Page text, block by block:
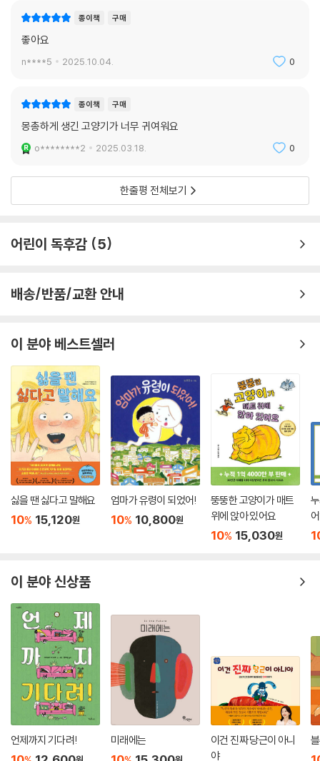
종이책 구매
좋아요
n****5 2025.10.04. 0
종이책 구매
몽총하게 생긴 고양기가 너무 귀여워요
o********2 2025.03.18. 0
한줄평 전체보기
어린이 독후감 5
배송/반품/교환 안내
이 분야 베스트셀러
싫을 땐 싫다고 말해요
10% 15,120원
엄마가 유령이 되었어!
10% 10,800원
뚱뚱한 고양이가 매트
위에 앉아 있어요
10% 15,030원
이 분야 신상품
언제까지 기다려! 미래에는
이건 진짜 당근이 아니
야